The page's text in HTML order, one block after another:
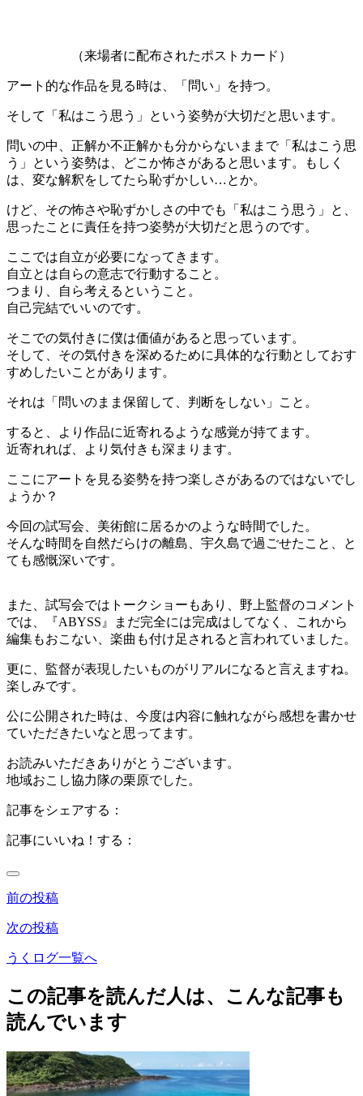
（来場者に配布されたポストカード）
アート的な作品を見る時は、「問い」を持つ。
そして「私はこう思う」という姿勢が大切だと思います。
問いの中、正解か不正解かも分からないままで「私はこう思
う」という姿勢は、どこか怖さがあると思います。もしく
は、変な解釈をしてたら恥ずかしい…とか。
けど、その怖さや恥ずかしさの中でも「私はこう思う」と、
思ったことに責任を持つ姿勢が大切だと思うのです。
ここでは自立が必要になってきます。
自立とは自らの意志で行動すること。
つまり、自ら考えるということ。
自己完結でいいのです。
そこでの気付きに僕は価値があると思っています。
そして、その気付きを深めるために具体的な行動としておす
すめしたいことがあります。
それは「問いのまま保留して、判断をしない」こと。
すると、より作品に近寄れるような感覚が持てます。
近寄れれば、より気付きも深まります。
ここにアートを見る姿勢を持つ楽しさがあるのではないでし
ょうか？
今回の試写会、美術館に居るかのような時間でした。
そんな時間を自然だらけの離島、宇久島で過ごせたこと、と
ても感慨深いです。
また、試写会ではトークショーもあり、野上監督のコメント
では、『ABYSS』まだ完全には完成はしてなく、これから
編集もおこない、楽曲も付け足されると言われていました。
更に、監督が表現したいものがリアルになると言えますね。
楽しみです。
公に公開された時は、今度は内容に触れながら感想を書かせ
ていただきたいなと思ってます。
お読みいただきありがとうございます。
地域おこし協力隊の栗原でした。
記事をシェアする：
記事にいいね！する：
前の投稿
次の投稿
うくログ一覧へ
この記事を読んだ人は、こんな記事も
読んでいます